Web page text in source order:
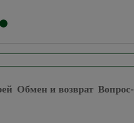
Обмен и возврат